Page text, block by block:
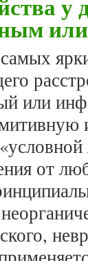
или
от